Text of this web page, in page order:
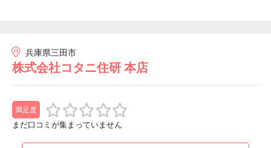
兵庫県三田市
株式会社コタニ住研 本店
満足度
まだ口コミが集まっていません